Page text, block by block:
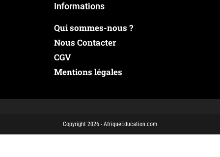
Informations
Qui sommes-nous ?
Nous Contacter
CGV
Mentions légales
Copyright 2026 - AfriqueEducation.com